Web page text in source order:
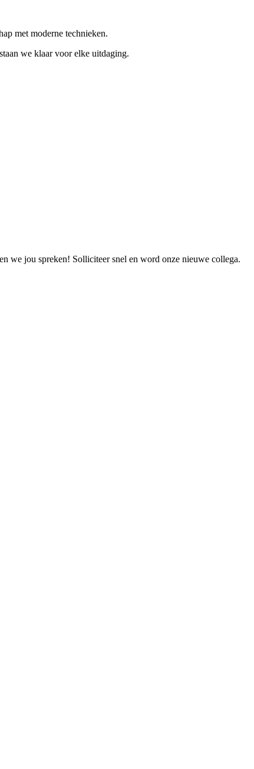
met moderne technieken.
we klaar voor elke uitdaging.
we jou spreken! Solliciteer snel en word onze nieuwe collega.